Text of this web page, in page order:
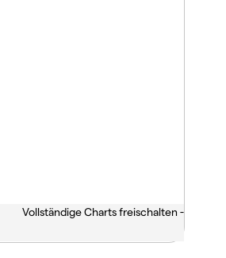
Vollständige Charts freischalten -